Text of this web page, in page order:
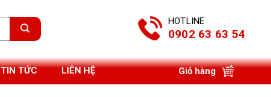
HOTLINE
0902 63 63 54
TIN TỨC LIÊN HỆ Giỏ hàng